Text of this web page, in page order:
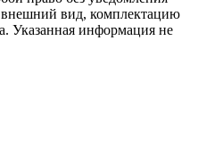
внешний вид, комплектацию
Указанная информация не